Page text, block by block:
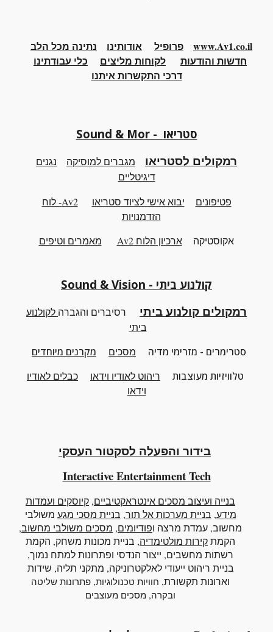
www.Av1.co.il פרופיל אודותינו
נתינה מכל הלב
חדשות והודעות
לקוחות מליצים כלי עבודתינו
דרכי התקשרות איתנו
Sound & Mor - סטריאו
רמקולים לסטריאו מגברים למוסיקה
נגנים
דיגיטליים
פטיפונים יבוא אישי לציוד סטריאו
Av2- לוח
הזדמנויות
אקוסטיקהארכיון הלוח Av2 מאמרים וטיפים
קולנוע ביתי - Sound & Vision
רמקולים קולנוע ביתי רסיברים והגברה לקולנוע
ביתי
סטרימרים - מזרימי מדיה מסכים
מקרנים מיוחדים
טלוויזיות מעוצבות
ריהוט לאודיו וידאו
כבלים לאודיו
וידאו
בידור והפעלה לסקטור העסקי
Interactive Entertainment Tech
בנייה ועיצוב מסכים אינטראקטיביים, קיוסקים ועמדות
מידע, בניית מערכות אל תור, בניית מסכי מגע משולבי
מחשוב, עמדת מרצה ופודיומים, מסכים משולבי מחשוב,
הקמתקירות מולטימדיה, בניית מכונות משחק, הקמת
רשתות מחשבים, ייצור הנדסי ופתרונות למתח נמוך,
בניית ריהוט ייעודי לאלקטרוניקה, מתקני תליה, שידות
וארונות תקשורת, חוויות טכנולוגיות, פתרונות שליטה
ובקרה, מסכים מעוצבים